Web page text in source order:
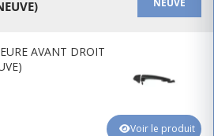
NEUVE
AVANT DROIT
Voir le produit